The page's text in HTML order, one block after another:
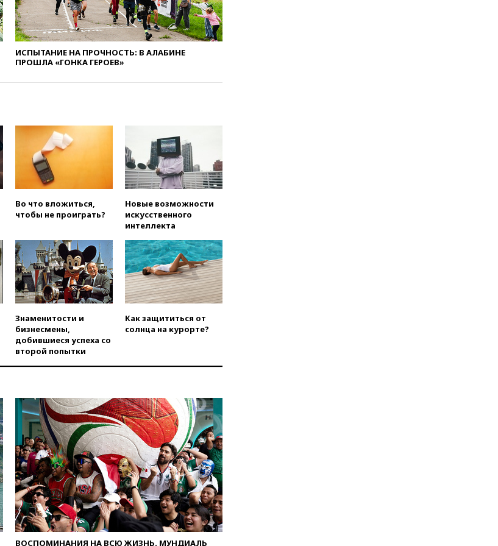
искусства до 2035 года
вчера, 21:21 Правительство
РФ разрешило продажу
бензина старых
экологических классов
вчера, 21:15Путин обсудил с
вчера, 20:47
«взрывная» диарея охватила
47 из 50 штатов США
вчера, 20:35ПВО за 12 часов
сбила 200 украинских
беспилотников
вчера, 20:20Третий комплект
золотых медалей выиграли на
ЧЕ российские синхронистки
вчера, 20:15ТАСС: жизни
главы «Уралдронзавода»
после взрыва ничего не
угрожает
вчера, 20:08По всей Грузии
электричество
вчера, 20:00
примет беспрецедентные
меры безопасности во время
выборов
вчера, 19:35 Памфилова
сообщила об омоложении
партийных списков на выборах
в Госдуму
вчера, 19:25Путин
прокомментировал первый
номер «Единой России» в
бюллетене
ИСПЫТАНИЕ НА ПРОЧНОСТЬ: В АЛАБИНЕ
ПРОШЛА «ГОНКА ГЕРОЕВ»
Во что вложиться,
чтобы не проиграть?
Новые возможности
искусственного
интеллекта
Знаменитости и
бизнесмены,
добившиеся успеха со
второй попытки
Как защититься от
солнца на курорте?
ВОСПОМИНАНИЯ НА ВСЮ ЖИЗНЬ. МУНДИАЛЬ